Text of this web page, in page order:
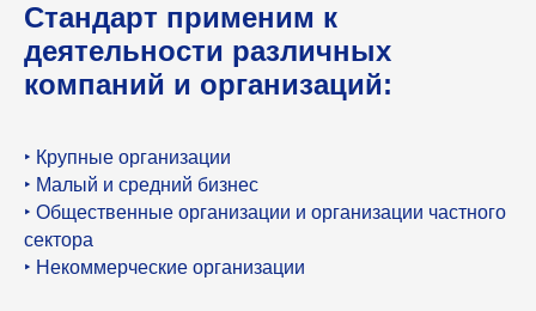
Стандарт применим к
деятельности различных
компаний и организаций:
‣ Крупные организации
‣ Малый и средний бизнес
‣ Общественные организации и организации частного
сектора
‣ Некоммерческие организации